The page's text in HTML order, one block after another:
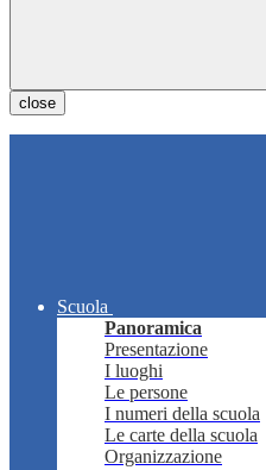
close
Scuola
Panoramica
Presentazione
I luoghi
Le persone
I numeri della scuola
Le carte della scuola
Organizzazione